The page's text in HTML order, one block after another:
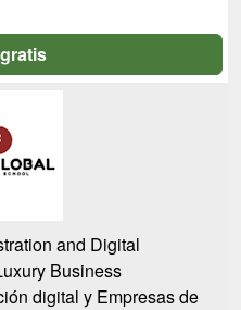
and Digital
Business
digital y Empresas de